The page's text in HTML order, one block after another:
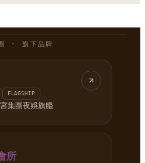
· 旗下品牌
FLAGSHIP
集團夜娛旗艦
所